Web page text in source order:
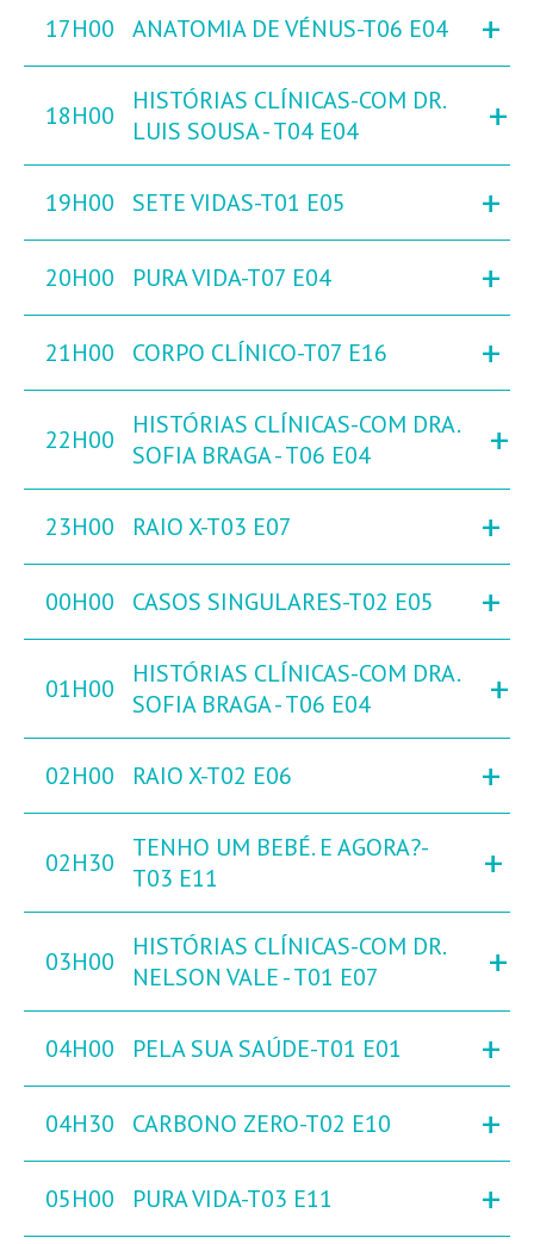
17H00 ANATOMIA DE VÉNUS-T06 E04 +
18H00
HISTÓRIAS CLÍNICAS-COM DR.
LUIS SOUSA - T04 E04
+
19H00 SETE VIDAS-T01 E05 +
20H00 PURA VIDA-T07 E04 +
21H00 CORPO CLÍNICO-T07 E16 +
22H00
HISTÓRIAS CLÍNICAS-COM DRA.
SOFIA BRAGA - T06 E04
+
23H00 RAIO X-T03 E07 +
00H00 CASOS SINGULARES-T02 E05 +
01H00
HISTÓRIAS CLÍNICAS-COM DRA.
SOFIA BRAGA - T06 E04
+
02H00 RAIO X-T02 E06 +
02H30
TENHO UM BEBÉ. E AGORA?-
T03 E11
+
03H00
HISTÓRIAS CLÍNICAS-COM DR.
NELSON VALE - T01 E07
+
04H00 PELA SUA SAÚDE-T01 E01 +
04H30 CARBONO ZERO-T02 E10 +
05H00 PURA VIDA-T03 E11 +